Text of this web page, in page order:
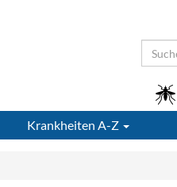
Krankheiten A-Z